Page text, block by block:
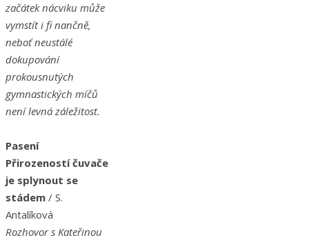
začátek nácviku může
vymstít i fi nančně,
neboť neustálé
dokupování
prokousnutých
gymnastických míčů
není levná záležitost.
Pasení
Přirozeností čuvače
je splynout se
stádem / S.
Antalíková
Rozhovor s Kateřinou